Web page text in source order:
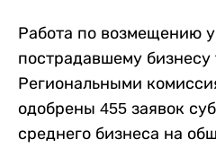
Работа по возмещению
пострадавшему
Региональными
одобрены 455 заявок
среднего бизнеса на